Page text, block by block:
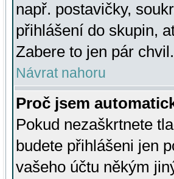
např. postavičky,
přihlášení do skupin,
Zabere to jen pár chvil.
Návrat nahoru
Proč jsem
Pokud nezaškrtnete
budete přihlášeni jen
vašeho účtu někým